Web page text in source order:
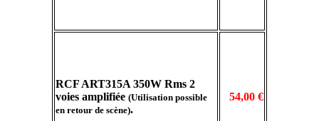
RCF ART315A 350W Rms 2
voies amplifiée (Utilisation possible
en retour de scène).
54,00 €